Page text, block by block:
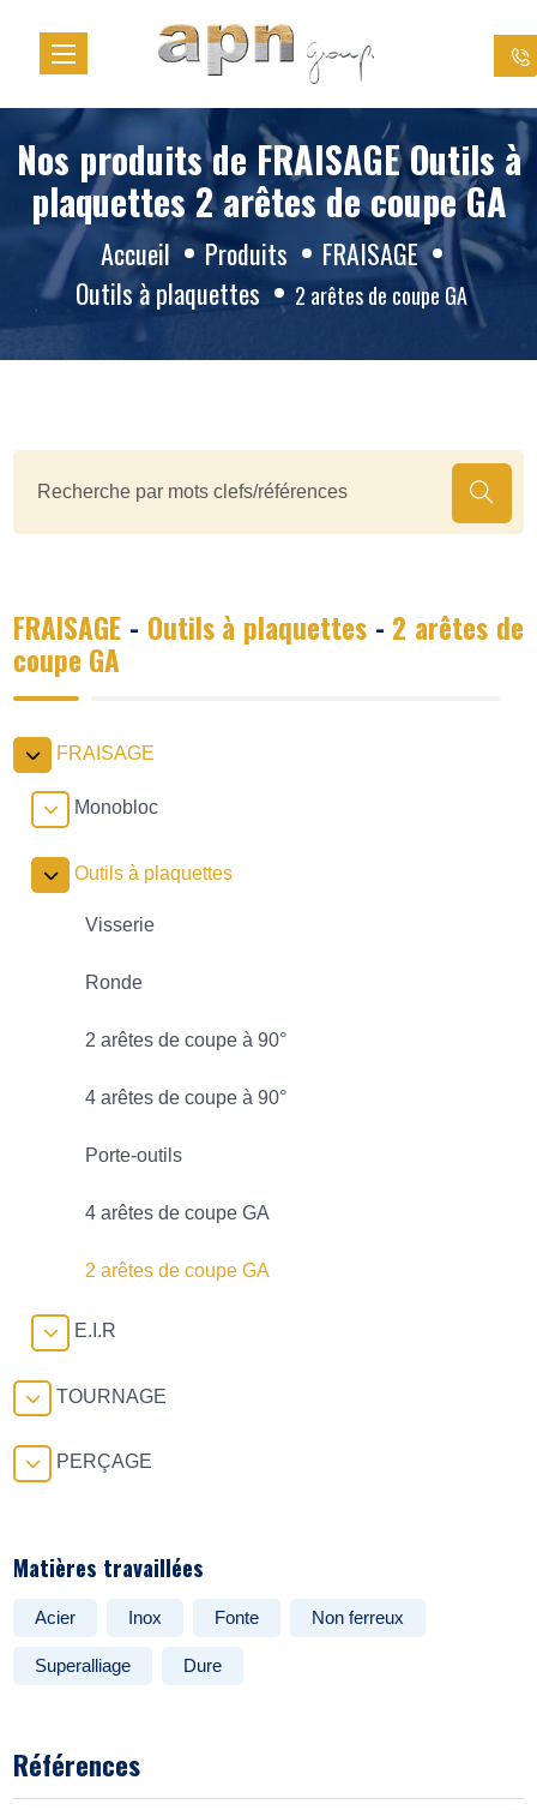
Nos produits de FRAISAGE Outils à
plaquettes 2 arêtes de coupe GA
Accueil Produits
FRAISAGE
Outils à plaquettes
2 arêtes de coupe GA
FRAISAGE - Outils à plaquettes - 2 arêtes de
coupe GA
FRAISAGE
Monobloc
Outils à plaquettes
Visserie
Ronde
2 arêtes de coupe à 90°
4 arêtes de coupe à 90°
Porte-outils
4 arêtes de coupe GA
2 arêtes de coupe GA
E.I.R
TOURNAGE
PERÇAGE
Matières travaillées
Acier Inox Fonte Non ferreux
Superalliage Dure
Références